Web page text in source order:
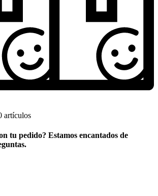
artículos
tu pedido? Estamos encantados de